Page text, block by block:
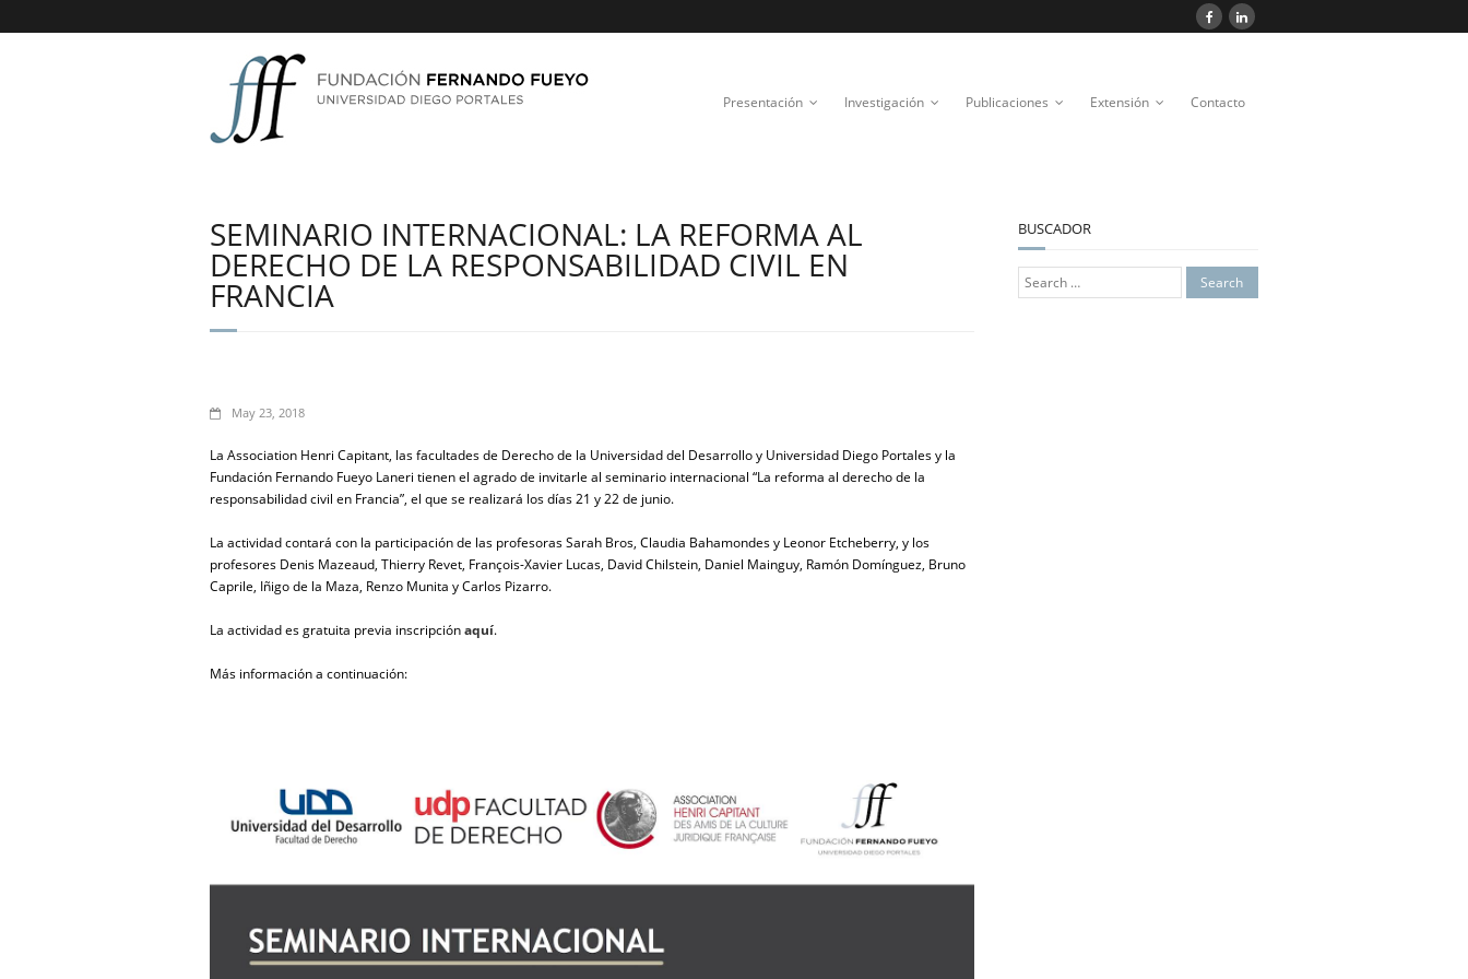
Presentación Investigación Publicaciones Extensión Contacto
SEMINARIO INTERNACIONAL: LA REFORMA AL
DERECHO DE LA RESPONSABILIDAD CIVIL EN
FRANCIA
May 23, 2018
La Association Henri Capitant, las facultades de Derecho de la Universidad del Desarrollo y Universidad Diego Portales y la
Fundación Fernando Fueyo Laneri tienen el agrado de invitarle al seminario internacional “La reforma al derecho de la
responsabilidad civil en Francia”, el que se realizará los días 21 y 22 de junio.
La actividad contará con la participación de las profesoras Sarah Bros, Claudia Bahamondes y Leonor Etcheberry, y los
profesores Denis Mazeaud, Thierry Revet, François-Xavier Lucas, David Chilstein, Daniel Mainguy, Ramón Domínguez, Bruno
Caprile, Iñigo de la Maza, Renzo Munita y Carlos Pizarro.
La actividad es gratuita previa inscripciónaquí.
Más información a continuación:
BUSCADOR